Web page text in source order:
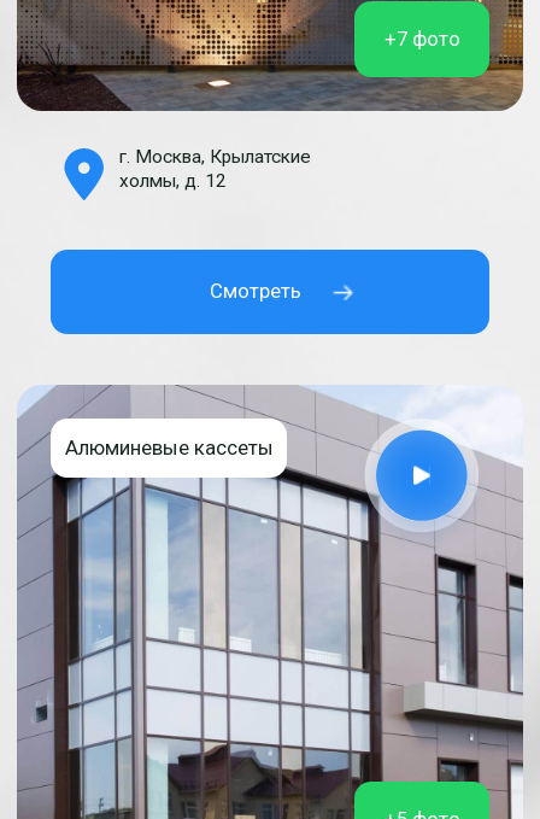
Вопросы и ответы
по изготовлению
Согласовать вывеску легко! Просто
свяжитесь с нами любым из указанных ниже
данные, чтобы мы связались с вами сами.